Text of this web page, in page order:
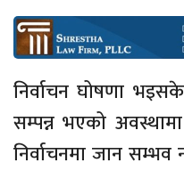
निर्वाचन घोषणा
सम्पन्न भएको
निर्वाचनमा जान